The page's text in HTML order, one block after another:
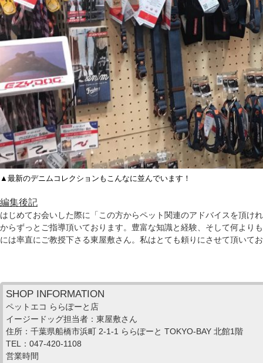
▲最新のデニムコレクションもこんなに並んでいます！
編集後記
はじめてお会いした際に「この方からペット関連のアドバイスを頂け
からずっとご指導頂いております。豊富な知識と経験、そして何より
には率直にご教授下さる東屋敷さん。私はとても頼りにさせて頂いて
SHOP INFORMATION
ペットエコ ららぽーと店
イージードッグ担当者：東屋敷さん
住所：千葉県船橋市浜町 2-1-1 ららぽーと TOKYO-BAY 北館1階
TEL：047-420-1108
営業時間